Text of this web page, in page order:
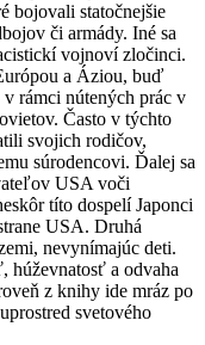
bojovali statočnejšie
či armády. Iné sa
vojnoví zločinci.
a Áziou, buď
v rámci nútených prác v
Často v týchto
svojich rodičov,
súrodencovi. Ďalej sa
USA voči
títo dospelí Japonci
USA. Druhá
nevynímajúc deti.
húževnatosť a odvaha
z knihy ide mráz po
svetového